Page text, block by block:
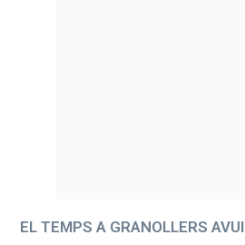
EL TEMPS A GRANOLLERS AVUI